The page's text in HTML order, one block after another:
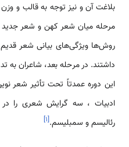
بلاغت آن و نیز توجه به قالب و
مرحله میان شعر کهن و شعر
روش‌ها ویژگی‌های بیانی شعر
داشتند. در مرحله بعد، شاعران به
این دوره عمدتاً تحت تأثیر شعر
ادبیات ، سه گرایش شعری را در
رئالیسم و سمبلیسم.[۱]